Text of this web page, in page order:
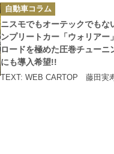
カ
テ
ゴ
リ
ー
自動車コラム
ニスモでもオーテックでもな
ンプリートカー「ウォリア
ロードを極めた圧巻チューニ
にも導入希望!!
TEXT: WEB CARTOP 藤田実